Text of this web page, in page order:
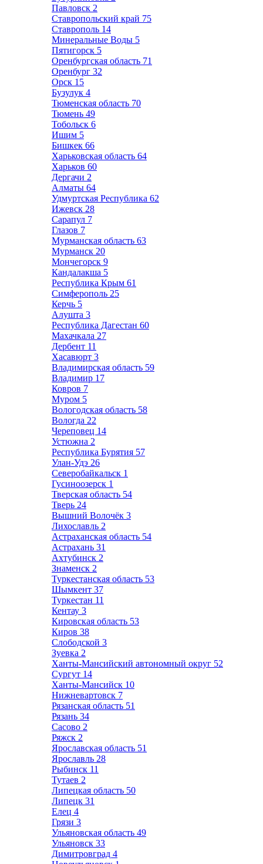
Павловск 2
Ставропольский край 75
Ставрополь 14
Минеральные Воды 5
Пятигорск 5
Оренбургская область 71
Оренбург 32
Орск 15
Бузулук 4
Тюменская область 70
Тюмень 49
Тобольск 6
Ишим 5
Бишкек 66
Харьковская область 64
Харьков 60
Дергачи 2
Алматы 64
Удмуртская Республика 62
Ижевск 28
Сарапул 7
Глазов 7
Мурманская область 63
Мурманск 20
Мончегорск 9
Кандалакша 5
Республика Крым 61
Симферополь 25
Керчь 5
Алушта 3
Республика Дагестан 60
Махачкала 27
Дербент 11
Хасавюрт 3
Владимирская область 59
Владимир 17
Ковров 7
Муром 5
Вологодская область 58
Вологда 22
Череповец 14
Устюжна 2
Республика Бурятия 57
Улан-Удэ 26
Северобайкальск 1
Гусиноозерск 1
Тверская область 54
Тверь 24
Вышний Волочёк 3
Лихославль 2
Астраханская область 54
Астрахань 31
Ахтубинск 2
Знаменск 2
Туркестанская область 53
Шымкент 37
Туркестан 11
Кентау 3
Кировская область 53
Киров 38
Слободской 3
Зуевка 2
Ханты-Мансийский автономный округ 52
Сургут 14
Ханты-Мансийск 10
Нижневартовск 7
Рязанская область 51
Рязань 34
Сасово 2
Ряжск 2
Ярославская область 51
Ярославль 28
Рыбинск 11
Тутаев 2
Липецкая область 50
Липецк 31
Елец 4
Грязи 3
Ульяновская область 49
Ульяновск 33
Димитровград 4